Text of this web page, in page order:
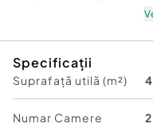
✔️ Mobilier nou,
✔️ Instalație electrică
✔️ Centrală termică
✔️ Apartament izolat
Specificații
Suprafață utilă (m²)
Numar Camere 2